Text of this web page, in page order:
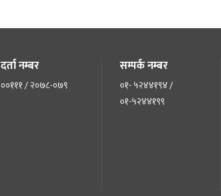
दर्ता नम्बर
००१११ / २०७८-०७९
सम्पर्क नम्बर
०१- ५२४४१९४ /
०१-५२४४१९९